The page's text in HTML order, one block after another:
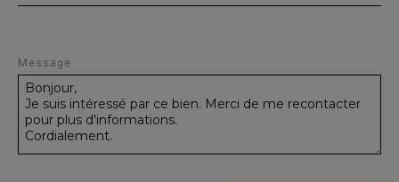
Message